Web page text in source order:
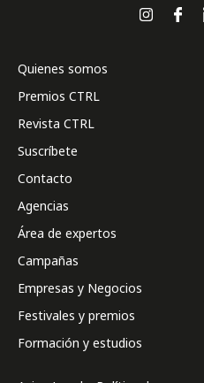
Quienes somos
Premios CTRL
Revista CTRL
Suscríbete
Contacto
Agencias
Área de expertos
Campañas
Empresas y Negocios
Festivales y premios
Formación y estudios